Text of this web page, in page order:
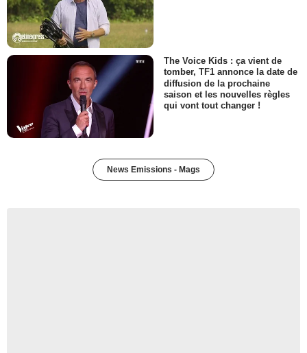
The Voice Kids : ça vient de
tomber, TF1 annonce la date de
diffusion de la prochaine
saison et les nouvelles règles
qui vont tout changer !
News Emissions - Mags